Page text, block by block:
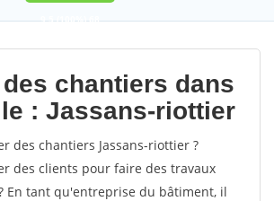
9,5(100%)68
votes
chantiers dans
: Jassans-riottier
des chantiers Jassans-riottier ?
des clients pour faire des travaux
En tant qu'entreprise du bâtiment, il